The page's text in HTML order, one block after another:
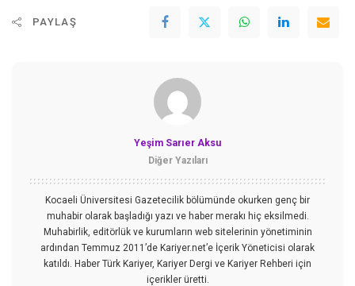
PAYLAŞ
Yeşim Sarıer Aksu
Diğer Yazıları
Kocaeli Üniversitesi Gazetecilik bölümünde okurken genç bir
muhabir olarak başladığı yazı ve haber merakı hiç eksilmedi.
Muhabirlik, editörlük ve kurumların web sitelerinin yönetiminin
ardından Temmuz 2011’de Kariyer.net’e İçerik Yöneticisi olarak
katıldı. Haber Türk Kariyer, Kariyer Dergi ve Kariyer Rehberi için
içerikler üretti.